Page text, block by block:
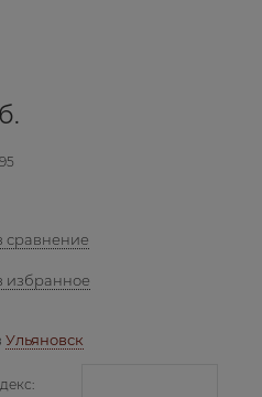
сравнение
избранное
Ульяновск